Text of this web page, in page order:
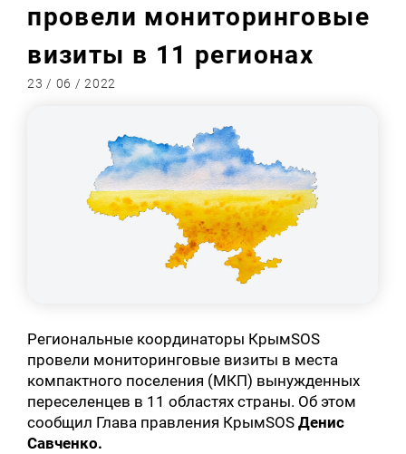
провели мониторинговые
визиты в 11 регионах
23 / 06 / 2022
Региональные координаторы КрымSOS
провели мониторинговые визиты в места
компактного поселения (МКП) вынужденных
переселенцев в 11 областях страны. Об этом
сообщил Глава правления КрымSOS Денис
Савченко.